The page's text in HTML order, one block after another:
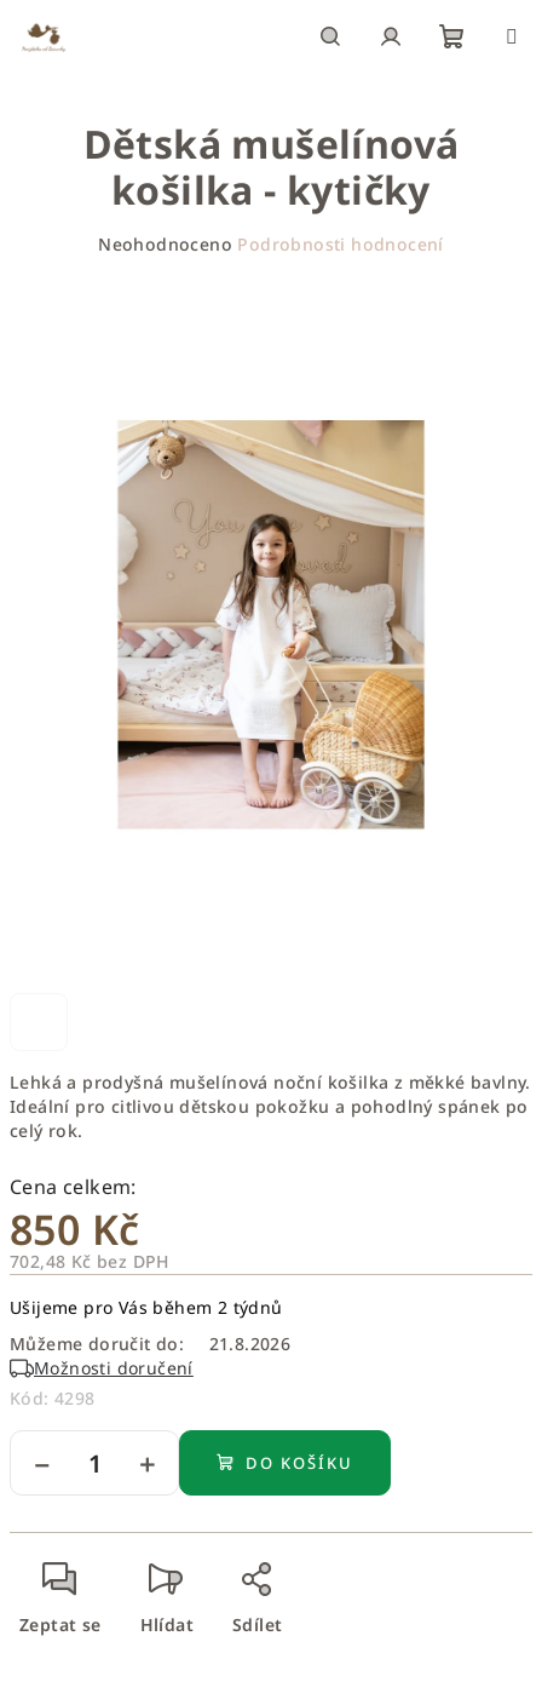
obsah
košík
Lehká a prodyšná mušelínová noční košilka z měkké bavlny.
Ideální pro citlivou dětskou pokožku a pohodlný spánek po
celý rok.
850 Kč
702,48 Kč bez DPH
cena:
Ušijeme pro Vás během 2 týdnů
Můžeme doručit do:
21.8.2026
Možnosti doručení
Kód: 4298
+
− DO KOŠÍKU
Zeptat se Hlídat Sdílet
Dětská mušelínová
košilka - kytičky
Neohodnoceno Podrobnosti hodnocení